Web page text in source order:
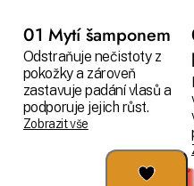
01 Mytí šamponem
Odstraňuje nečistoty z
pokožky a zároveň
zastavuje padání vlasů a
podporuje jejich růst.
Zobrazit vše